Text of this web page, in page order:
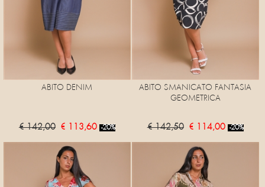
ABITO DENIM
€ 142,00 € 113,60 -20%
ABITO SMANICATO FANTASIA
GEOMETRICA
€ 142,50 € 114,00 -20%